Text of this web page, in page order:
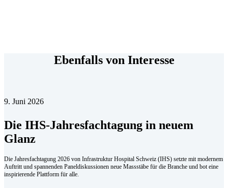
Ebenfalls von Interesse
9. Juni 2026
Die IHS-Jahresfachtagung in neuem
Glanz
Die Jahresfachtagung 2026 von Infrastruktur Hospital Schweiz (IHS) setzte mit modernem
Auftritt und spannenden Panel­diskussionen neue Massstäbe für die Branche und bot eine
inspirierende Plattform für alle.